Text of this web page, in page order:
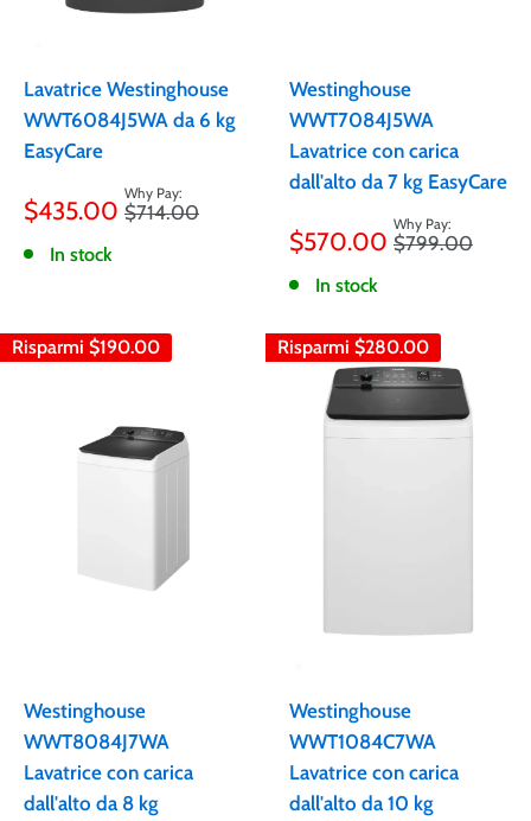
Lavatrice Westinghouse
WWT6084J5WA da 6 kg
EasyCare
Prezzo
scontato
$435.00 Prezzo
$714.00
In stock
Westinghouse
WWT7084J5WA
Lavatrice con carica
dall'alto da 7 kg EasyCare
Prezzo
scontato
$570.00 Prezzo
$799.00
In stock
Risparmi $190.00
Westinghouse
WWT8084J7WA
Lavatrice con carica
dall'alto da 8 kg
Risparmi $280.00
Westinghouse
WWT1084C7WA
Lavatrice con carica
dall'alto da 10 kg